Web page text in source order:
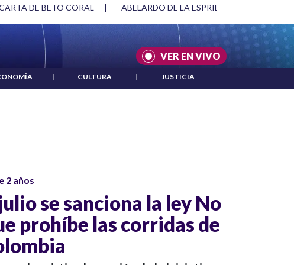
DE BETO CORAL | ABELARDO DE LA ESPRIELLA Y DMG
VER EN VIVO
| CULTURA | JUSTICIA
2 años
se sanciona la ley No
prohíbe las corridas de